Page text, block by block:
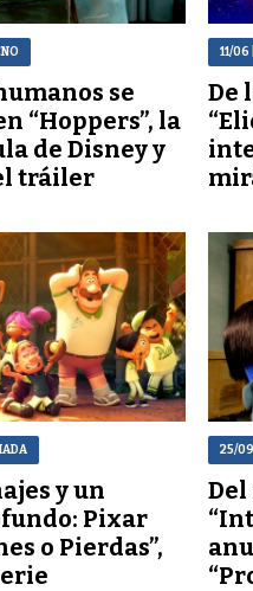
se
“Hoppers”, la
de Disney y
tráiler
11/06
De
y un
Pixar
o Pierdas”,
25/09
Del